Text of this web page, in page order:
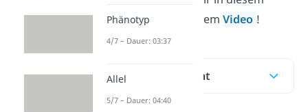
Beitrag und in unseremVideo !
Inhaltsübersicht
Phänotyp
4/7 – Dauer: 03:37
Allel
5/7 – Dauer: 04:40